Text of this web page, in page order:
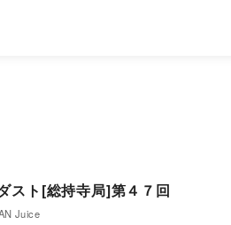
スト[総持寺局]第４７回
Juice